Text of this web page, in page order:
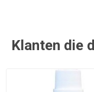
Klanten die